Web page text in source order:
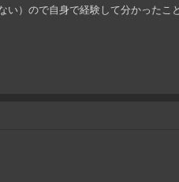
）ので自身で経験して分かったこ